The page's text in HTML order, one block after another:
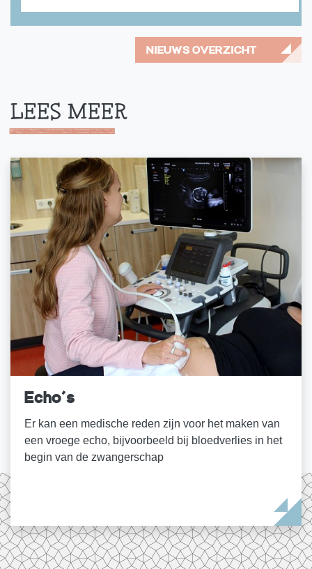
NIEUWS OVERZICHT
LEES MEER
Echo's
Er kan een medische reden zijn voor het maken van
een vroege echo, bijvoorbeeld bij bloedverlies in het
begin van de zwangerschap